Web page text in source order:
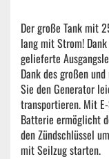
Der große Tank mit
lang mit Strom!
gelieferte
Dank des großen
Sie den Generator
transportieren. Mit
Batterie ermöglicht
den Zündschlüssel
mit Seilzug starten.